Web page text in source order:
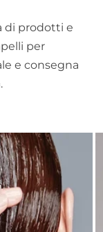
di prodotti e
per
e consegna